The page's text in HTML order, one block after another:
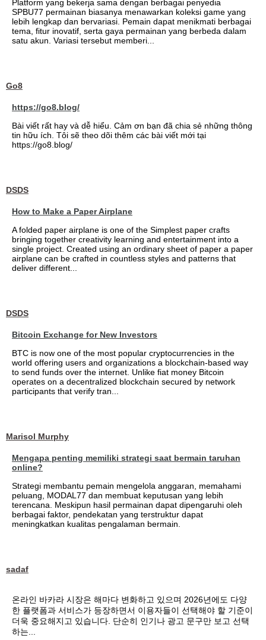
Platform yang bekerja sama dengan berbagai penyedia
SPBU77 permainan biasanya menawarkan koleksi game yang
lebih lengkap dan bervariasi. Pemain dapat menikmati berbagai
tema, fitur inovatif, serta gaya permainan yang berbeda dalam
satu akun. Variasi tersebut memberi...
Go8
https://go8.blog/
Bài viết rất hay và dễ hiểu. Cảm ơn bạn đã chia sẻ những thông
tin hữu ích. Tôi sẽ theo dõi thêm các bài viết mới tại
https://go8.blog/
DSDS
How to Make a Paper Airplane
A folded paper airplane is one of the Simplest paper crafts
bringing together creativity learning and entertainment into a
single project. Created using an ordinary sheet of paper a paper
airplane can be crafted in countless styles and patterns that
deliver different...
DSDS
Bitcoin Exchange for New Investors
BTC is now one of the most popular cryptocurrencies in the
world offering users and organizations a blockchain-based way
to send funds over the internet. Unlike fiat money Bitcoin
operates on a decentralized blockchain secured by network
participants that verify tran...
Marisol Murphy
Mengapa penting memiliki strategi saat bermain taruhan
online?
Strategi membantu pemain mengelola anggaran, memahami
peluang, MODAL77 dan membuat keputusan yang lebih
terencana. Meskipun hasil permainan dapat dipengaruhi oleh
berbagai faktor, pendekatan yang terstruktur dapat
meningkatkan kualitas pengalaman bermain.
sadaf
온라인 바카라 시장은 해마다 변화하고 있으며 2026년에도 다양
한 플랫폼과 서비스가 등장하면서 이용자들이 선택해야 할 기준이
더욱 중요해지고 있습니다. 단순히 인기나 광고 문구만 보고 선택
하는...